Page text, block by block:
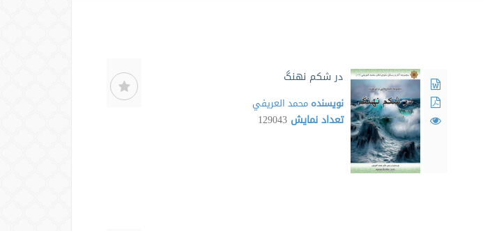
در شکم نهنگ
نویسنده محمد العريفي
تعداد نمایش 129043